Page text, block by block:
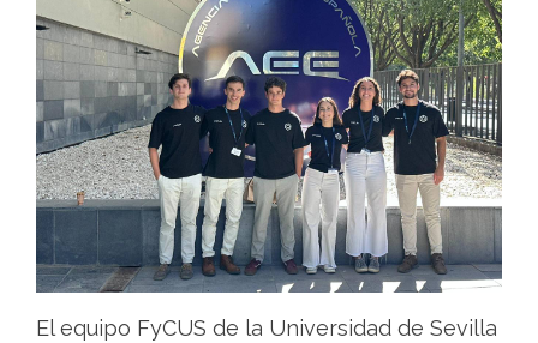
El equipo FyCUS de la Universidad de Sevilla